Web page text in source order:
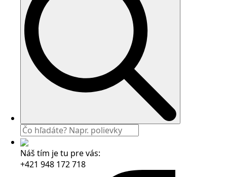
Náš tím je tu pre vás:
+421 948 172 718